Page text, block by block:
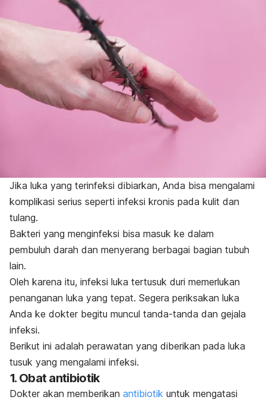
Jika luka yang terinfeksi dibiarkan, Anda bisa mengalami
komplikasi serius seperti infeksi kronis pada kulit dan
tulang.
Bakteri yang menginfeksi bisa masuk ke dalam
pembuluh darah dan menyerang berbagai bagian tubuh
lain.
Oleh karena itu, infeksi luka tertusuk duri memerlukan
penanganan luka yang tepat. Segera periksakan luka
Anda ke dokter begitu muncul tanda-tanda dan gejala
infeksi.
Berikut ini adalah perawatan yang diberikan pada luka
tusuk yang mengalami infeksi.
1. Obat antibiotik
Dokter akan memberikan antibiotik untuk mengatasi